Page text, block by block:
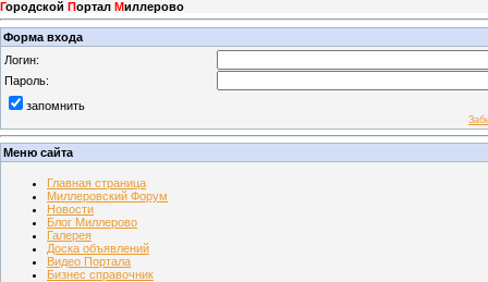
Городской Портал Миллерово
Форма входа
Логин:
Пароль:
запомнить
Меню сайта
Главная страница
Миллеровский Форум
Новости
Блог Миллерово
Галерея
Доска объявлений
Видео Портала
Бизнес справочник